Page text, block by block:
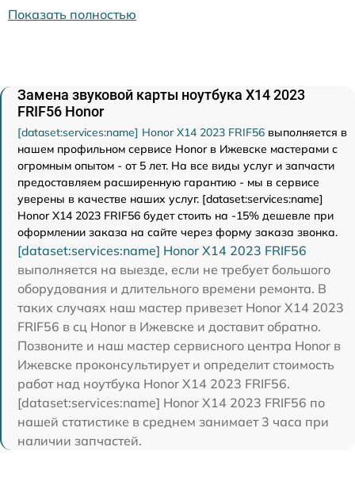
Показать полностью
Замена звуковой карты ноутбука X14 2023
FRIF56 Honor
[dataset:services:name] Honor X14 2023 FRIF56 выполняется в
нашем профильном сервисе Honor в Ижевске мастерами с
огромным опытом - от 5 лет. На все виды услуг и запчасти
предоставляем расширенную гарантию - мы в сервисе
уверены в качестве наших услуг. [dataset:services:name]
Honor X14 2023 FRIF56 будет стоить на -15% дешевле при
оформлении заказа на сайте через форму заказа звонка.
[dataset:services:name] Honor X14 2023 FRIF56
выполняется на выезде, если не требует большого
оборудования и длительного времени ремонта. В
таких случаях наш мастер привезет Honor X14 2023
FRIF56 в сц Honor в Ижевске и доставит обратно.
Позвоните и наш мастер сервисного центра Honor в
Ижевске проконсультирует и определит стоимость
работ над ноутбука Honor X14 2023 FRIF56.
[dataset:services:name] Honor X14 2023 FRIF56 по
нашей статистике в среднем занимает 3 часа при
наличии запчастей.